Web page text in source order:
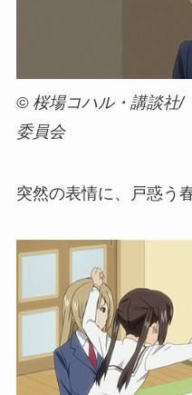
© 桜場コハル・講談社/
委員会
突然の表情に、戸惑う春